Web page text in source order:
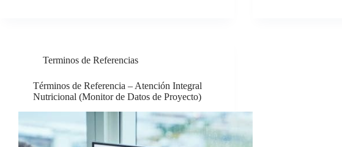
Terminos de Referencias
Términos de Referencia – Atención Integral
Nutricional (Monitor de Datos de Proyecto)